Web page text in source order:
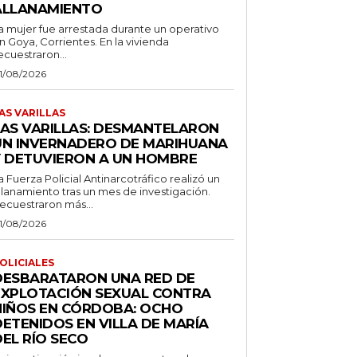
mujer fue arrestada durante un operativo
Goya, Corrientes. En la vivienda
08/2026
VARILLAS
VARILLAS: DESMANTELARON
INVERNADERO DE MARIHUANA
DETUVIERON A UN HOMBRE
Fuerza Policial Antinarcotráfico realizó un
tras un mes de investigación.
más...
08/2026
UNA RED DE
SEXUAL CONTRA
EN CÓRDOBA: OCHO
EN VILLA DE MARÍA
RÍO SECO